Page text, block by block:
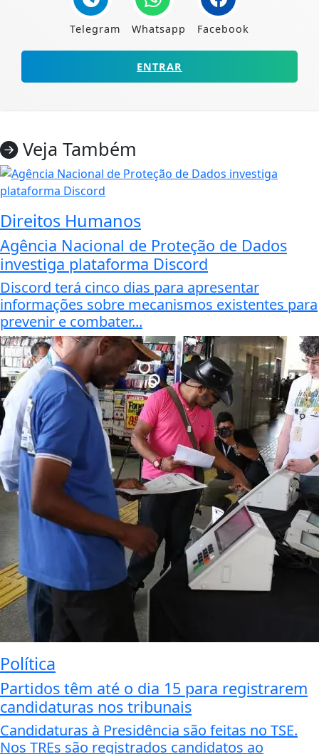
Telegram Whatsapp Facebook
ENTRAR
Veja Também
Direitos Humanos
Agência Nacional de Proteção de Dados
investiga plataforma Discord
Discord terá cinco dias para apresentar
informações sobre mecanismos existentes para
prevenir e combater...
Política
Partidos têm até o dia 15 para registrarem
candidaturas nos tribunais
Candidaturas à Presidência são feitas no TSE.
Nos TREs são registrados candidatos ao